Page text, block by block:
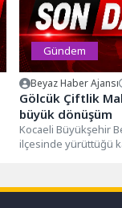
Gündem
Beyaz Haber Ajansı
Gölcük Çiftlik
büyük dönüşüm
Kocaeli Büyükşehir
ilçesinde yürüttüğü